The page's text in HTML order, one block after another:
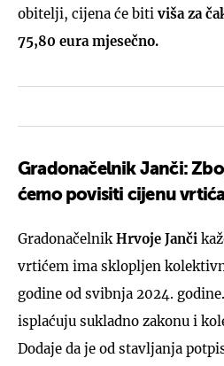
obitelji, cijena će bitiviša za
75,80 eura mjesečno.
Gradonačelnik Janči:
ćemo povisiti cijenu vrtića
Gradonačelnik Hrvoje Janči
vrtićem ima sklopljen
godine od svibnja 2024.
isplaćuju sukladno zakonu i
Dodaje da je od stavljanja